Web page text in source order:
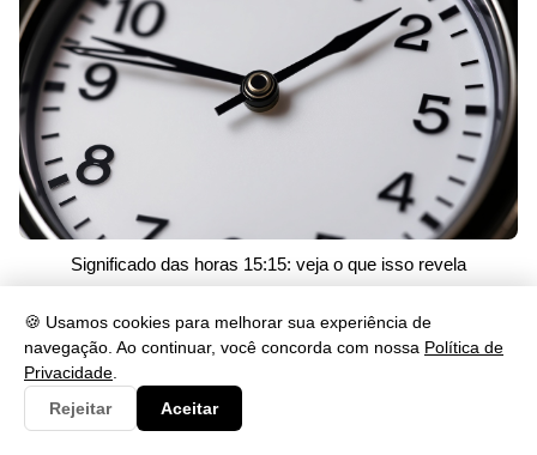
🍪 Usamos cookies para melhorar sua experiência de
navegação. Ao continuar, você concorda com nossa Política de
Privacidade
Rejeitar
Aceitar
Significado das horas 15:15: veja o que isso revela